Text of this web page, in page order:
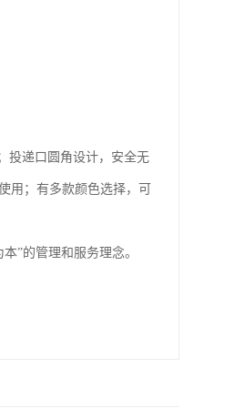
投递口圆角设计，安全无
；有多款颜色选择，可
”的管理和服务理念。